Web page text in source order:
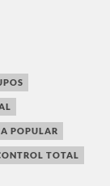
POPULAR
TOTAL